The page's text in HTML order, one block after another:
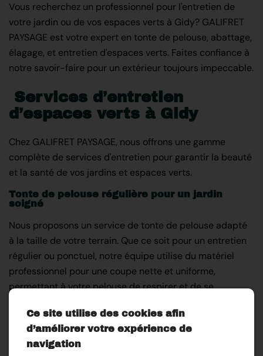
Vous recherchez un professionnel pour l'entretien de
votre jardin ou de vos espaces verts à Gidy? GALIFRET
PAYSAGE est votre expert en tonte de pelouse, abattage,
élagage, et entretien d'espaces verts. Faites confiance à
notre savoir-faire pour un extérieur toujours impeccable.
Services d’entretien
d’espaces verts à Gidy
Chez GALIFRET PAYSAGE, nous offrons une gamme
complète de services d'entretien pour garantir la beauté
et la santé de vos jardins et espaces verts.
Tonte de pelouse régulière pour un jardin
soigné
Nous proposons un service de tonte de pelouse adapté
à la taille de votre terrain. Que ce soit pour un entretien
régulier ou ponctuel, notre équipe utilise du matériel
professionnel pour une coupe nette et uniforme,
permettant à votre pelouse de respirer et de se
Abattage et élagage d'arbres pour la sécurité
et l'esthétique
Ce site utilise des cookies afin
d’améliorer votre expérience de
navigation